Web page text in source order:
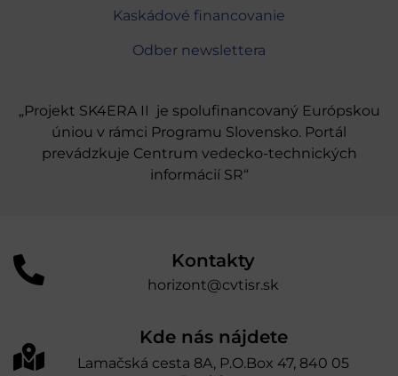
Kaskádové financovanie
Odber newslettera
„Projekt SK4ERA II je spolufinancovaný Európskou
úniou v rámci Programu Slovensko. Portál
prevádzkuje Centrum vedecko-technických
informácií SR“
Kontakty
horizont@cvtisr.sk
Kde nás nájdete
Lamačská cesta 8A, P.O.Box 47, 840 05